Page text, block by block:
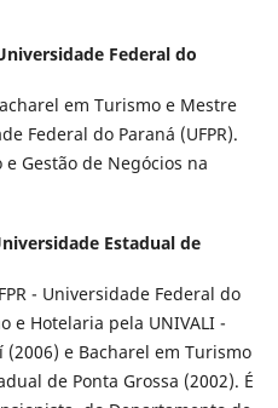
Federal do
em Turismo e Mestre
Federal do Paraná (UFPR).
Gestão de Negócios na
Estadual de
- Universidade Federal do
e Hotelaria pela UNIVALI -
e Bacharel em Turismo
de Ponta Grossa (2002). É